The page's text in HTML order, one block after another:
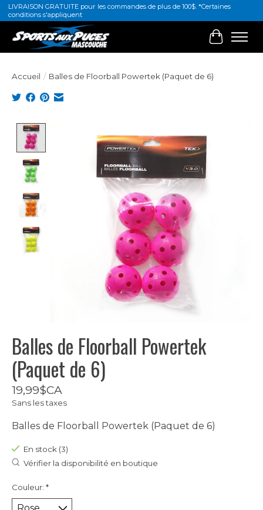
LIVRAISON GRATUITE pour les commandes de plus de 100$. *Certaines
conditions s'appliquent
Panier
Accueil / Balles de Floorball Powertek (Paquet de 6)
Balles de Floorball Powertek
(Paquet de 6)
19,99$CA
Sans les taxes
Balles de Floorball Powertek (Paquet de 6)
En stock (3)
Vérifier la disponibilité en boutique
Couleur: *